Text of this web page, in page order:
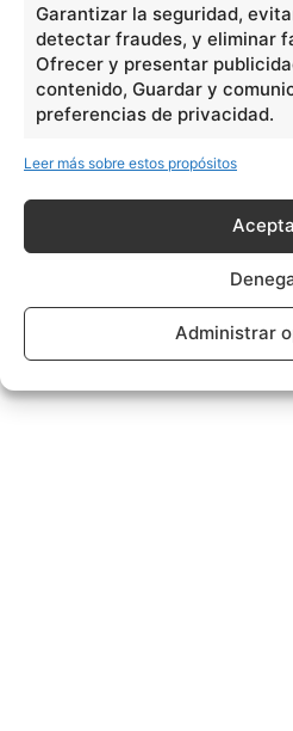
Garantizar la seguridad,
detectar fraudes, y eliminar
Ofrecer y presentar
contenido, Guardar y
preferencias de privacidad.
Leer más sobre estos propósitos
Administrar